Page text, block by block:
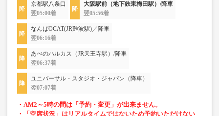
京都駅八条口
翌05:00着
大阪駅前（地下鉄東梅田駅）/降車
翌05:56着
なんばOCAT(JR難波駅)／降車
翌06:16着
あべのハルカス（JR天王寺駅）/降車
翌06:37着
ユニバーサル・スタジオ・ジャパン（降車）
翌07:07着
・AM2～5時の間は「予約・変更」が出来ません。
・「空席状況」はリアルタイムではないため予約いただけない